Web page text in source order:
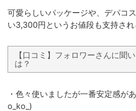
可愛らしいパッケージや、デパコ
い3,300円というお値段も支持さ
【口コミ】フォロワーさんに聞
は？
・色々使いましたが一番安定感が
o_ko_)